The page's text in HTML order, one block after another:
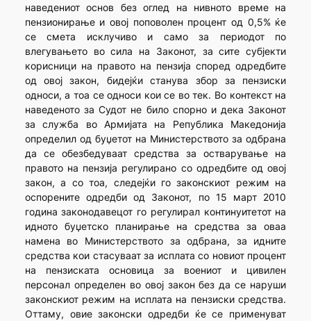
наведениот основ без оглед на нивното време на
пензионирање и овој поповолен процент од 0,5% ќе
се смета исклучиво и само за периодот по
влегувањето во сила на Законот, за сите субјекти
корисници на правото на пензија според одредбите
од овој закон, бидејќи станува збор за пензиски
односи, а тоа се односи кои се во тек. Во контекст на
наведеното за Судот не било спорно и дека Законот
за служба во Армијата на Република Македонија
определил од буџетот на Министерството за одбрана
да се обезбедуваат средства за остварување на
правото на пензија регулирано со одредбите од овој
закон, а со тоа, следејќи го законскиот режим на
оспорените одредби од Законот, по 15 март 2010
година законодавецот го регулирал континуитетот на
идното буџетско планирање на средства за оваа
намена во Министерството за одбрана, за идните
средства кои стасуваат за исплата со новиот процент
на пензиската основица за воениот и цивилен
персонал определен во овој закон без да се наруши
законскиот режим на исплата на пензиски средства.
Оттаму, овие законски одредби ќе се применуват